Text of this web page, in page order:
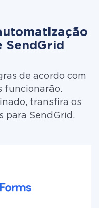
SendGrid
de acordo com
funcionarão.
transfira os
para SendGrid.